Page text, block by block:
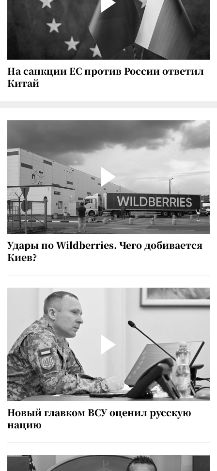
На санкции ЕС против России ответил
Китай
Удары по Wildberries. Чего добивается
Киев?
Новый главком ВСУ оценил русскую
нацию